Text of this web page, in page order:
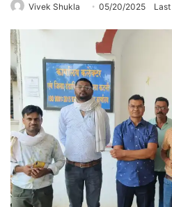
Vivek Shukla 05/20/2025